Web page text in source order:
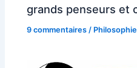
grands penseurs et
9 commentaires / Philosophie